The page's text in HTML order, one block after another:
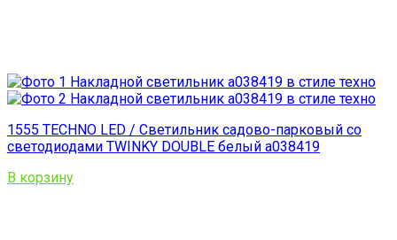
1555 TECHNO LED / Светильник садово-парковый со
светодиодами TWINKY DOUBLE белый a038419
В корзину